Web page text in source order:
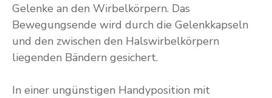
Gelenke an den Wirbelkörpern. Das
Bewegungsende wird durch die Gelenkkapseln
und den zwischen den Halswirbelkörpern
liegenden Bändern gesichert.
In einer ungünstigen Handyposition mit